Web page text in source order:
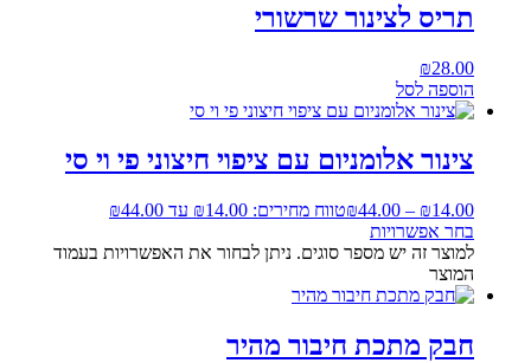
תריס לצינור שרשורי
₪28.00
הוספה לסל
צינור אלומניום עם ציפוי חיצוני פי וי סי
₪14.00
–
₪44.00
טווח מחירים: ⁦₪14.00⁩ עד ⁦₪44.00⁩
בחר אפשרויות
למוצר זה יש מספר סוגים. ניתן לבחור את האפשרויות בעמוד
המוצר
חבק מתכת חיבור מהיר